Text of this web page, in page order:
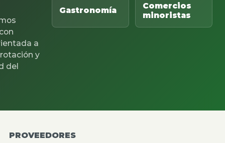
a
y
del
Gastronomía
Comercios
minoristas
PROVEEDORES